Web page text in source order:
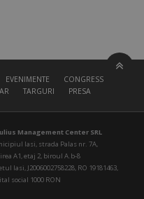
EVENIMENTE
CONGRESS HALL
TARGURI PRESA
Management Center SRL
Iasi, strada Palas nr. 7A,
A1, etaj 2, biroul A.b-8
Iasi, J2006002758228, RO 19181463,
social 1000 RON